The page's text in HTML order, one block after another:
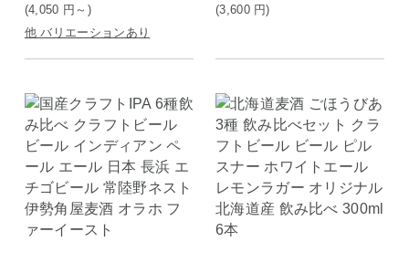
(4,050 円 ～)
他 バリエーションあり
ラフトビール RSL
(3,600 円)